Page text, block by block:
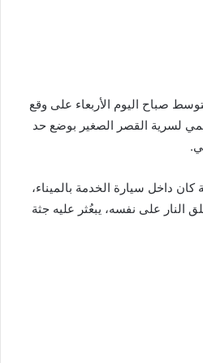
صباح اليوم الأربعاء على وقع
لسرية القصر الصغير بوضع حد
البالغ من العمر 23 سنة كان داخل سيارة الخدمة بالميناء،
النار على نفسه، يبعُثر عليه جثة